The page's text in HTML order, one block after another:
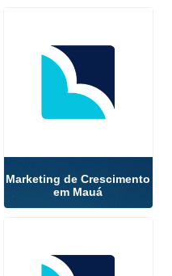
Marketing de Crescimento
em Mauá